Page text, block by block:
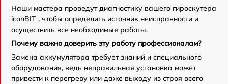
Наши мастера проведут диагностику вашего гироскутера
iconBIT , чтобы определить источник неисправности и
осуществить все необходимые работы.
Почему важно доверить эту работу профессионалам?
Замена аккумулятора требует знаний и специального
оборудования, ведь неправильная установка может
привести к перегреву или даже выходу из строя всего